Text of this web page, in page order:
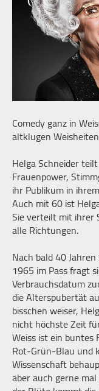
Comedy ganz in
altklugen
Helga Schneider
Frauenpower,
ihr Publikum in
Auch mit 60 ist
Sie verteilt mit ihrer
alle Richtungen.
Nach bald 40
1965 im Pass fragt
Verbrauchsdatum
die Alterspubertät
bisschen weiser,
nicht höchste Zeit
Weiss ist ein buntes
Rot-Grün-Blau und
Wissenschaft
aber auch gerne